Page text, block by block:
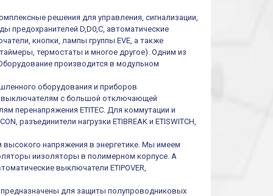
решения для управления, сигнализации,
предохранителей D,D0,C, автоматические
кнопки, лампы группы EVE, а также
термостаты и многое другое). Одним из
производится в модульном
оборудования и приборов
выключателям с большой отключающей
перенапряжения ETITEC. Для коммутации и
разъединители нагрузки ETIBREAK и ETISWITCH,
высокого напряжения в энергетике. Мы имеем
иизоляторы в полимерном корпусе. А
выключатели ETIPOVER,
предназначены для защиты полупроводниковых